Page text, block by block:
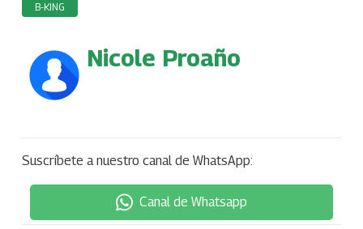
B-KING
Nicole Proaño
Suscríbete a nuestro canal de WhatsApp:
Canal de Whatsapp